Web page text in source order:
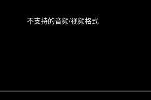
不支持的音频/视频格式